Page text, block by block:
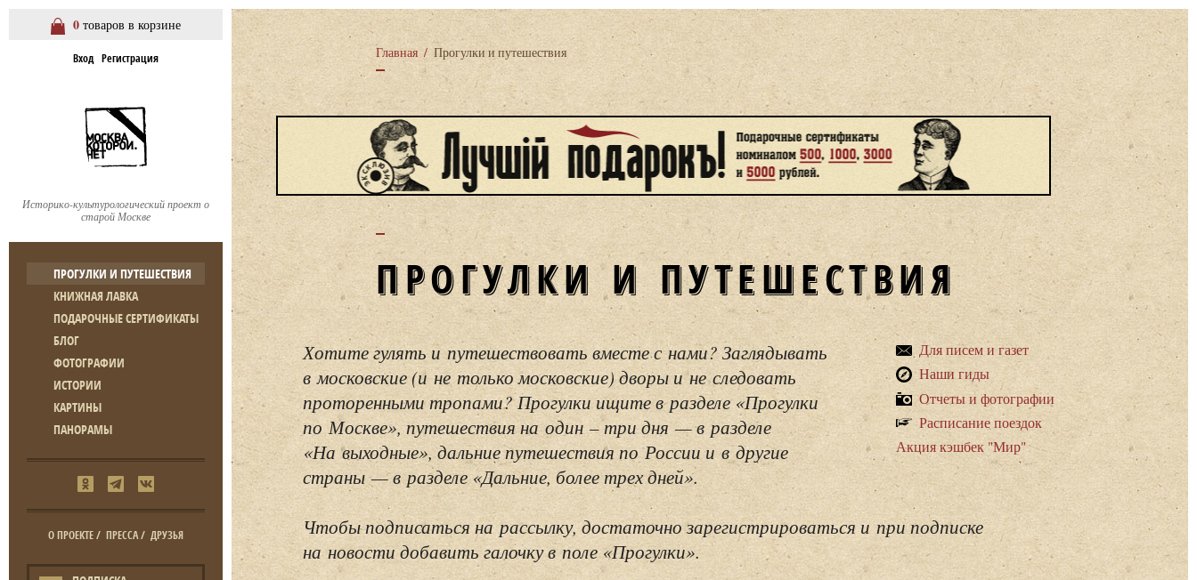
0 товаров в корзине
Вход Регистрация
Историко-культурологический проект о
старой Москве
ПРОГУЛКИ И ПУТЕШЕСТВИЯ
КНИЖНАЯ ЛАВКА
ПОДАРОЧНЫЕ СЕРТИФИКАТЫ
БЛОГ
ФОТОГРАФИИ
ИСТОРИИ
КАРТИНЫ
ПАНОРАМЫ
О ПРОЕКТЕ/ ПРЕССА/ ДРУЗЬЯ
Главная / Прогулки и путешествия
ПРОГУЛКИ И ПУТЕШЕСТВИЯ
Для писем и газет
Наши гиды
Отчеты и фотографии
Расписание поездок
Акция кэшбек "Мир"
Хотите гулять и путешествовать вместе с нами? Заглядывать
в московские (и не только московские) дворы и не следовать
проторенными тропами? Прогулки ищите в разделе «Прогулки
по Москве», путешествия на один – три дня — в разделе
«На выходные», дальние путешествия по России и в другие
страны — в разделе «Дальние, более трех дней».
Чтобы подписаться на рассылку, достаточно зарегистрироваться и при подписке
на новости добавить галочку в поле «Прогулки».